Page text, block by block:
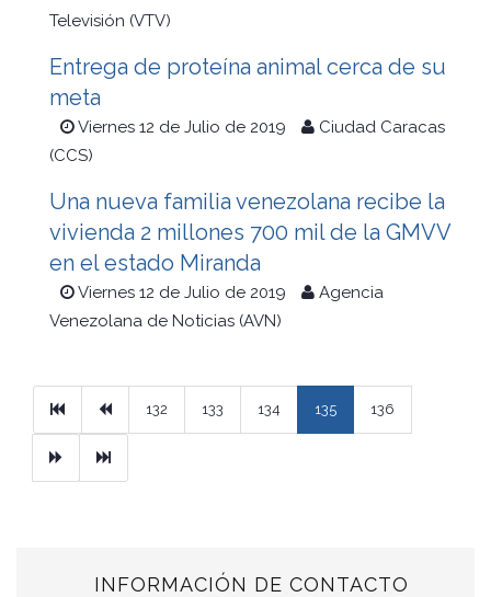
Televisión (VTV)
Entrega de proteína animal cerca de su
meta
Viernes 12 de Julio de 2019
Ciudad Caracas
(CCS)
Una nueva familia venezolana recibe la
vivienda 2 millones 700 mil de la GMVV
en el estado Miranda
Viernes 12 de Julio de 2019
Agencia
Venezolana de Noticias (AVN)
PrimeraPrevious
132 133 134 135 136
Ultimo
INFORMACIÓN DE CONTACTO